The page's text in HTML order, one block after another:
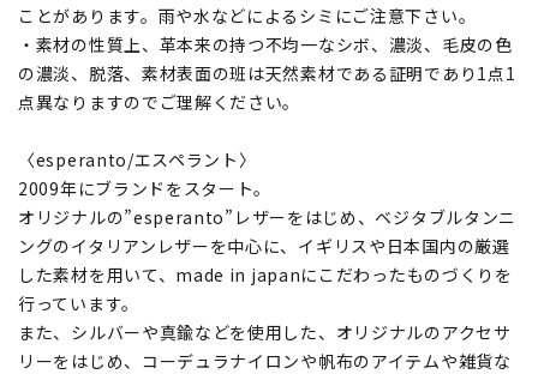
ことがあります。雨や水などによるシミにご注意下さい。
・素材の性質上、革本来の持つ不均一なシボ、濃淡、毛皮の色
の濃淡、脱落、素材表面の班は天然素材である証明であり1点1
点異なりますのでご理解ください。
〈esperanto/エスペラント〉
2009年にブランドをスタート。
オリジナルの”esperanto”レザーをはじめ、ベジタブルタンニ
ングのイタリアンレザーを中心に、イギリスや日本国内の厳選
した素材を用いて、made in japanにこだわったものづくりを
行っています。
また、シルバーや真鍮などを使用した、オリジナルのアクセサ
リーをはじめ、コーデュラナイロンや帆布のアイテムや雑貨な